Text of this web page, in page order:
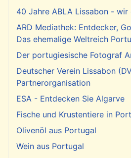
40 Jahre ABLA Lissabon - wir
ARD Mediathek: Entdecker,
Das ehemalige Weltreich
Der portugiesische Fotograf
Deutscher Verein Lissabon
Partnerorganisation
ESA - Entdecken Sie Algarve
Fische und Krustentiere in
Olivenöl aus Portugal
Wein aus Portugal